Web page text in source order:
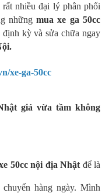
nhiều đại lý phân phối
nhữngmua xe ga 50cc
kỳ và sửa chữa ngay
xe-ga-50cc
giá vừa tầm không
50cc nội địa Nhật để là
hàng ngày. Mình